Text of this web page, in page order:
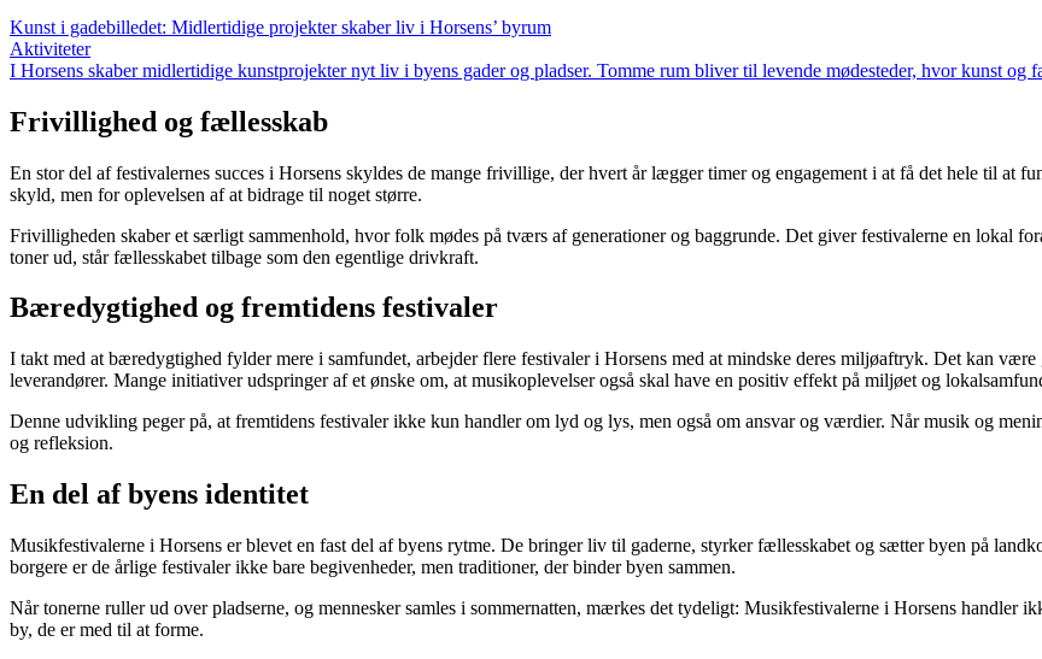
Kunst i gadebilledet: Midlertidige projekter skaber liv i Horsens’ byrum
Aktiviteter
I Horsens skaber midlertidige kunstprojekter nyt liv i byens gader og pladser. Tomme rum bliver til levende mødesteder, hvor kunst
Frivillighed og fællesskab
En stor del af festivalernes succes i Horsens skyldes de mange frivillige, der hvert år lægger timer og engagement i at få det hele til at
skyld, men for oplevelsen af at bidrage til noget større.
Frivilligheden skaber et særligt sammenhold, hvor folk mødes på tværs af generationer og baggrunde. Det giver festivalerne en lokal
toner ud, står fællesskabet tilbage som den egentlige drivkraft.
Bæredygtighed og fremtidens festivaler
I takt med at bæredygtighed fylder mere i samfundet, arbejder flere festivaler i Horsens med at mindske deres miljøaftryk. Det kan
leverandører. Mange initiativer udspringer af et ønske om, at musikoplevelser også skal have en positiv effekt på miljøet og
Denne udvikling peger på, at fremtidens festivaler ikke kun handler om lyd og lys, men også om ansvar og værdier. Når musik og
og refleksion.
En del af byens identitet
Musikfestivalerne i Horsens er blevet en fast del af byens rytme. De bringer liv til gaderne, styrker fællesskabet og sætter byen på
borgere er de årlige festivaler ikke bare begivenheder, men traditioner, der binder byen sammen.
Når tonerne ruller ud over pladserne, og mennesker samles i sommernatten, mærkes det tydeligt: Musikfestivalerne i Horsens handler
by, de er med til at forme.